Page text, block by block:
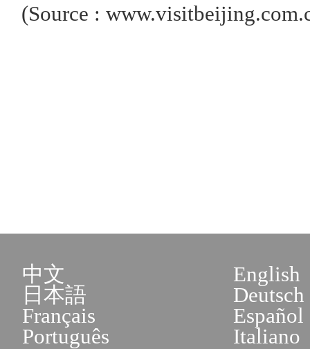
(Source :
中文
English
日本語
Deutsch
Français
Español
Português
Italiano